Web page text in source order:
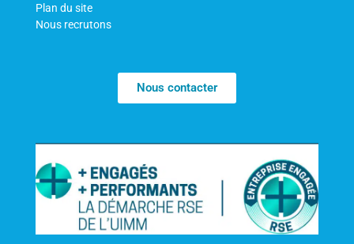
Plan du site
Nous recrutons
Nous contacter